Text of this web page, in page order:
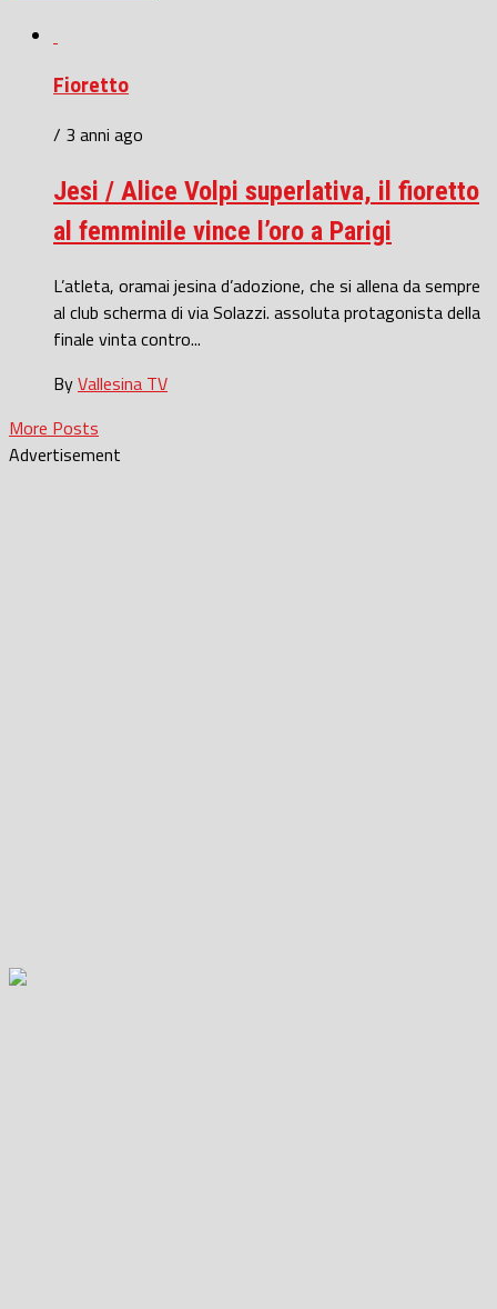
Fioretto
/ 3 anni ago
Jesi / Alice Volpi superlativa, il fioretto
al femminile vince l’oro a Parigi
L’atleta, oramai jesina d’adozione, che si allena da sempre
al club scherma di via Solazzi. assoluta protagonista della
finale vinta contro...
ByVallesina TV
More Posts
Advertisement